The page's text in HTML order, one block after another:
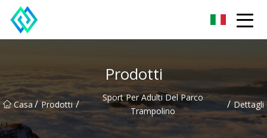
Prodotti
Casa/ Prodotti /
Sport Per Adulti Del Parco
Trampolino
/ Dettagli